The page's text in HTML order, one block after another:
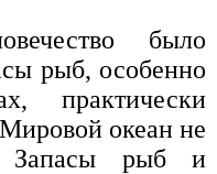
было
рыб, особенно
практически
океан не
Запасы рыб и